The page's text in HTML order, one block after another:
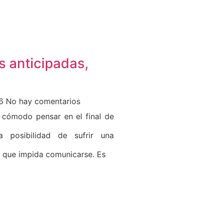
anticipadas,
No hay comentarios
pensar en el final de
de sufrir una
impida comunicarse. Es